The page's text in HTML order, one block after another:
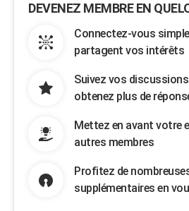
DEVENEZ MEMBRE EN
Connectez-vous
partagent vos intérêts
Suivez vos
obtenez plus de
Mettez en avant votre
autres membres
Profitez de
supplémentaires en